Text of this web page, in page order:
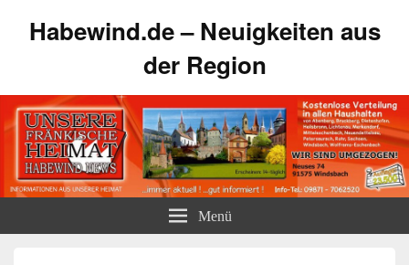
Habewind.de – Neuigkeiten aus
der Region
Menü